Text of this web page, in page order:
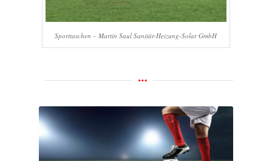
Sporttaschen – Martin Saul Sanitär-Heizung-Solar GmbH